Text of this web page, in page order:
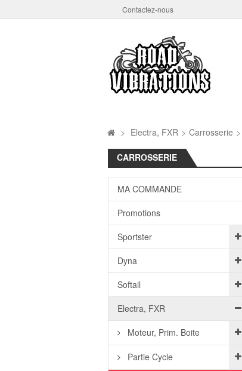
Contactez-nous
> Electra, FXR > Carrosserie >
CARROSSERIE
MA COMMANDE
Promotions
Sportster
Dyna
Softail
Electra, FXR
Moteur, Prim. Boite
Partie Cycle